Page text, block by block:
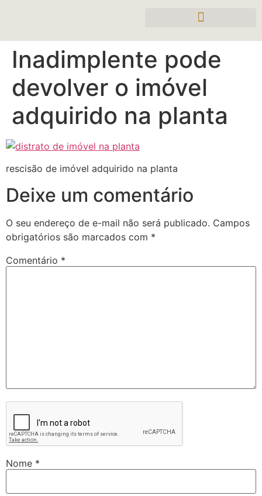
Inadimplente pode
devolver o imóvel
adquirido na planta
rescisão de imóvel adquirido na planta
Deixe um comentário
O seu endereço de e-mail não será publicado. Campos
obrigatórios são marcados com *
Comentário *
Nome *